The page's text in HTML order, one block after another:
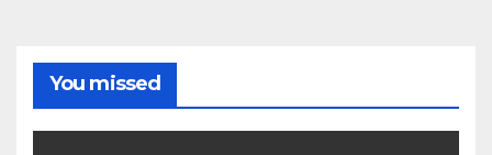
You missed